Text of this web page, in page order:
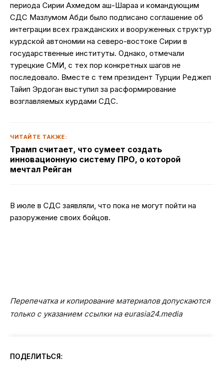
периода Сирии Ахмедом аш-Шараа и командующим
СДС Мазлумом Абди было подписано соглашение об
интеграции всех гражданских и вооруженных структур
курдской автономии на северо-востоке Сирии в
государственные институты. Однако, отмечали
турецкие СМИ, с тех пор конкретных шагов не
последовало. Вместе с тем президент Турции Реджеп
Тайип Эрдоган выступил за расформирование
возглавляемых курдами СДС.
ЧИТАЙТЕ ТАКЖЕ:
Трамп считает, что сумеет создать
инновационную систему ПРО, о которой
мечтал Рейган
В июле в СДС заявляли, что пока не могут пойти на
разоружение своих бойцов.
Перепечатка и копирование материалов допускаются
только с указанием ссылки на eurasia24.media
ПОДЕЛИТЬСЯ: